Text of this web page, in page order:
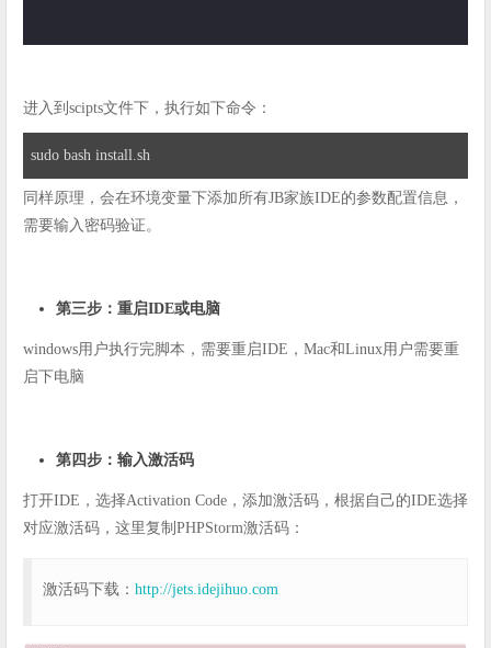
进入到scipts文件下，执行如下命令：
sudo bash install.sh
同样原理，会在环境变量下添加所有JB家族IDE的参数配置信息，
需要输入密码验证。
第三步：重启IDE或电脑
windows用户执行完脚本，需要重启IDE，Mac和Linux用户需要重
启下电脑
第四步：输入激活码
打开IDE，选择Activation Code，添加激活码，根据自己的IDE选择
对应激活码，这里复制PHPStorm激活码：
激活码下载： http://jets.idejihuo.com